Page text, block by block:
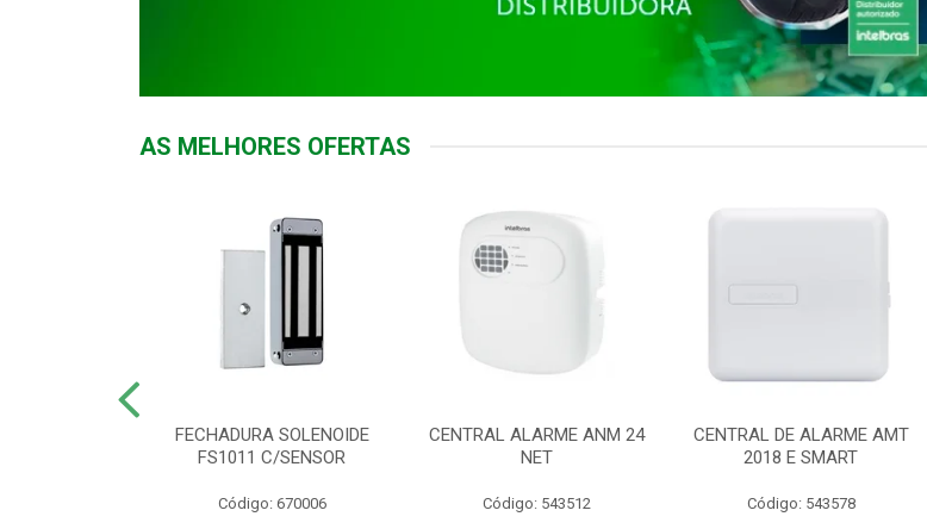
AS MELHORES OFERTAS
FECHADURA SOLENOIDE
FS1011 C/SENSOR
Código: 670006
CENTRAL ALARME ANM 24
NET
Código: 543512
CENTRAL DE ALARME AMT
2018 E SMART
Código: 543578